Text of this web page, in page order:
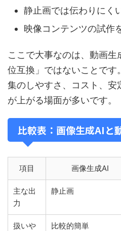
静止画では伝わりにく
映像コンテンツの試作
ここで大事なのは、動画生
位互換」ではないことです
集のしやすさ、コスト、
が上がる場面が多いです。
比較表：画像生成AIと
項目 画像生成AI
主な出
力
静止画
扱いや
比較的簡単